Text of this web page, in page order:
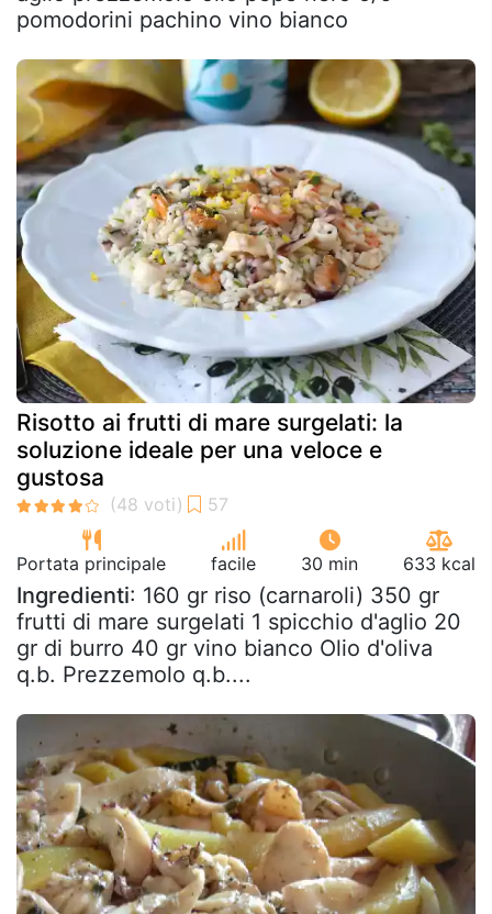
pomodorini pachino vino bianco
Risotto ai frutti di mare surgelati: la
soluzione ideale per una veloce e
gustosa
Portata principale facile 30 min 633 kcal
Ingredienti: 160 gr riso (carnaroli) 350 gr
frutti di mare surgelati 1 spicchio d'aglio 20
gr di burro 40 gr vino bianco Olio d'oliva
q.b. Prezzemolo q.b....